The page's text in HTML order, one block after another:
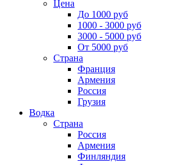
Цена
До 1000 руб
1000 - 3000 руб
3000 - 5000 руб
От 5000 руб
Страна
Франция
Армения
Россия
Грузия
Водка
Страна
Россия
Армения
Финляндия